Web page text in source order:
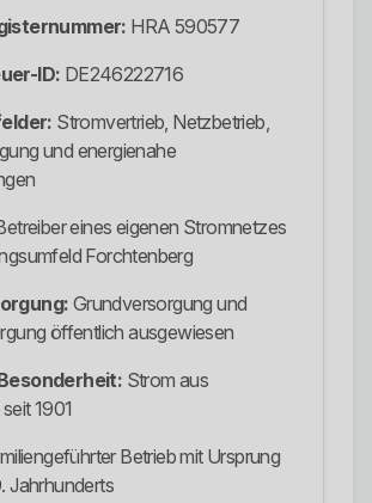
HRA 590577
ID: DE246222716
Stromvertrieb, Netzbetrieb,
und energienahe
eines eigenen Stromnetzes
Forchtenberg
Grundversorgung und
öffentlich ausgewiesen
Strom aus
1901
Betrieb mit Ursprung
Jahrhunderts